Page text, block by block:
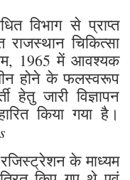
विभाग से प्राप्त
चिकित्सा
1965 में आवश्यक
होने के फलस्वरूप
हेतु जारी विज्ञापन
किया गया है।
के माध्यम